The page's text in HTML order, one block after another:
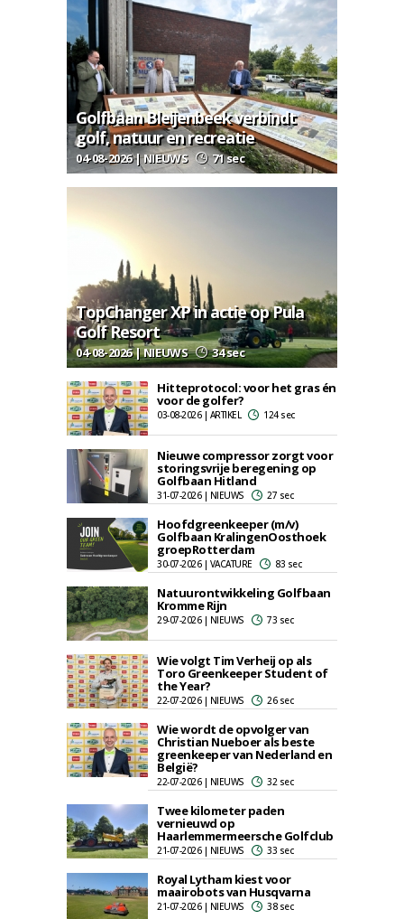
Golfbaan Bleijenbeek verbindt
golf, natuur en recreatie
04-08-2026 | NIEUWS 71 sec
TopChanger XP in actie op Pula
Golf Resort
04-08-2026 | NIEUWS 34 sec
Hitteprotocol: voor het gras én
voor de golfer?
03-08-2026 | ARTIKEL 124 sec
Nieuwe compressor zorgt voor
storingsvrije beregening op
Golfbaan Hitland
31-07-2026 | NIEUWS 27 sec
Hoofdgreenkeeper (m/v)
Golfbaan KralingenOosthoek
groepRotterdam
30-07-2026 | VACATURE 83 sec
Natuurontwikkeling Golfbaan
Kromme Rijn
29-07-2026 | NIEUWS 73 sec
Wie volgt Tim Verheij op als
Toro Greenkeeper Student of
the Year?
22-07-2026 | NIEUWS 26 sec
Wie wordt de opvolger van
Christian Nueboer als beste
greenkeeper van Nederland en
België?
22-07-2026 | NIEUWS 32 sec
Twee kilometer paden
vernieuwd op
Haarlemmermeersche Golfclub
21-07-2026 | NIEUWS 33 sec
Royal Lytham kiest voor
maairobots van Husqvarna
21-07-2026 | NIEUWS 38 sec